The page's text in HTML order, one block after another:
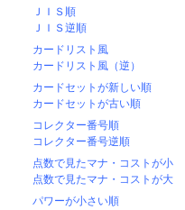
ＪＩＳ順
ＪＩＳ逆順
カードリスト風
カードリスト風（逆）
カードセットが新しい順
カードセットが古い順
コレクター番号順
コレクター番号逆順
点数で見たマナ・コストが小
点数で見たマナ・コストが大
パワーが小さい順